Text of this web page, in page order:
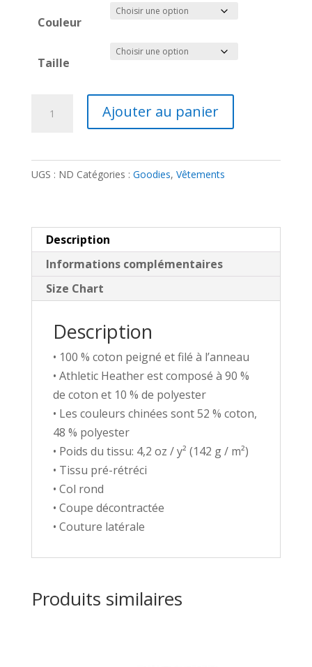
Couleur
Taille
shirt
femme
Knight
blanc
Ajouter au panier
UGS : ND Catégories : Goodies, Vêtements
Description
Informations complémentaires
Size Chart
Description
• 100 % coton peigné et filé à l’anneau
• Athletic Heather est composé à 90 %
de coton et 10 % de polyester
• Les couleurs chinées sont 52 % coton,
48 % polyester
• Poids du tissu: 4,2 oz / y² (142 g / m²)
• Tissu pré-rétréci
• Col rond
• Coupe décontractée
• Couture latérale
Produits similaires